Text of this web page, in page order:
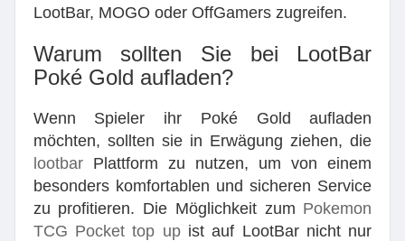
LootBar, MOGO oder OffGamers zugreifen.
Warum sollten Sie bei LootBar
Poké Gold aufladen?
Wenn Spieler ihr Poké Gold aufladen
möchten, sollten sie in Erwägung ziehen, die
lootbarPlattform zu nutzen, um von einem
besonders komfortablen und sicheren Service
zu profitieren. Die Möglichkeit zum Pokemon
TCG Pocket top upist auf LootBar nicht nur